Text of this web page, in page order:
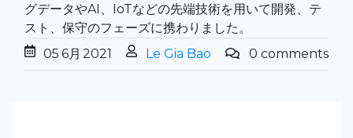
グデータやAI、IoTなどの先端技術を用いて開発、テ
スト、保守のフェーズに携わりました。
05 6月 2021 Le Gia Bao 0 comments